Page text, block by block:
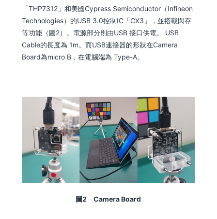
「THP7312」和美國Cypress Semiconductor（Infineon
Technologies）的USB 3.0控制IC「CX3」，並搭載閃存
等功能（圖2）。電源部分則由USB 接口供電。 USB
Cable的長度為 1m。而USB連接器的形狀在Camera
Board為micro B，在電腦端為 Type-A。
圖2 Camera Board